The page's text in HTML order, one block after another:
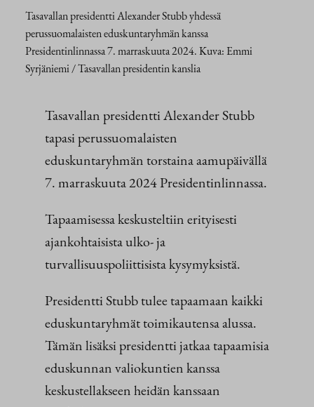
Tasavallan presidentti Alexander Stubb yhdessä
perussuomalaisten eduskuntaryhmän kanssa
Presidentinlinnassa 7. marraskuuta 2024. Kuva: Emmi
Syrjäniemi / Tasavallan presidentin kanslia
Tasavallan presidentti Alexander Stubb
tapasi perussuomalaisten
eduskuntaryhmän torstaina aamupäivällä
7. marraskuuta 2024 Presidentinlinnassa.
Tapaamisessa keskusteltiin erityisesti
ajankohtaisista ulko- ja
turvallisuuspoliittisista kysymyksistä.
Presidentti Stubb tulee tapaamaan kaikki
eduskuntaryhmät toimikautensa alussa.
Tämän lisäksi presidentti jatkaa tapaamisia
eduskunnan valiokuntien kanssa
keskustellakseen heidän kanssaan